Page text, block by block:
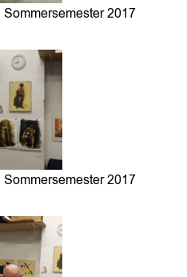
2017
2017